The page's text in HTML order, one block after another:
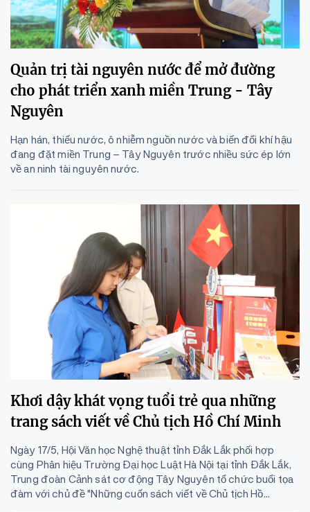
Quản trị tài nguyên nước để mở đường
cho phát triển xanh miền Trung - Tây
Nguyên
Hạn hán, thiếu nước, ô nhiễm nguồn nước và biến đổi khí hậu
đang đặt miền Trung – Tây Nguyên trước nhiều sức ép lớn
về an ninh tài nguyên nước.
Khơi dậy khát vọng tuổi trẻ qua những
trang sách viết về Chủ tịch Hồ Chí Minh
Ngày 17/5, Hội Văn học Nghệ thuật tỉnh Đắk Lắk phối hợp
cùng Phân hiệu Trường Đại học Luật Hà Nội tại tỉnh Đắk Lắk,
Trung đoàn Cảnh sát cơ động Tây Nguyên tổ chức buổi tọa
đàm với chủ đề "Những cuốn sách viết về Chủ tịch Hồ...